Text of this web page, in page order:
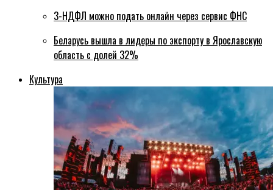
3-НДФЛ можно подать онлайн через сервис ФНС
Беларусь вышла в лидеры по экспорту в Ярославскую
область с долей 32%
Культура